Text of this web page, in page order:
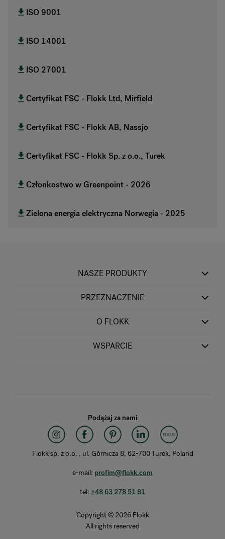
ISO 9001
ISO 14001
ISO 27001
Certyfikat FSC - Flokk Ltd, Mirfield
Certyfikat FSC - Flokk AB, Nassjo
Certyfikat FSC - Flokk Sp. z o.o., Turek
Członkostwo w Greenpoint - 2026
Zielona energia elektryczna Norwegia - 2025
NASZE PRODUKTY
PRZEZNACZENIE
O FLOKK
WSPARCIE
Podążaj za nami
Flokk sp. z o.o. , ul. Górnicza 8, 62-700 Turek, Poland
e-mail: profim@flokk.com
tel: +48 63 278 51 81
Copyright © 2026 Flokk
All rights reserved